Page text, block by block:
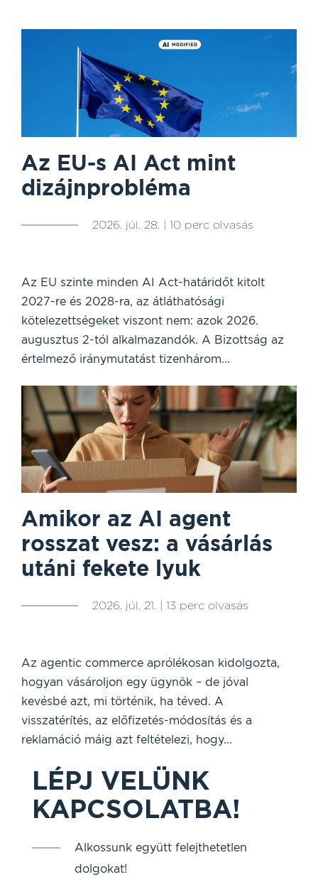
Az EU-s AI Act mint
dizájnprobléma
2026. júl. 28. | 10 perc olvasás
Az EU szinte minden AI Act-határidőt kitolt
2027-re és 2028-ra, az átláthatósági
kötelezettségeket viszont nem: azok 2026.
augusztus 2-tól alkalmazandók. A Bizottság az
értelmező iránymutatást tizenhárom...
Amikor az AI agent
rosszat vesz: a vásárlás
utáni fekete lyuk
2026. júl. 21. | 13 perc olvasás
Az agentic commerce aprólékosan kidolgozta,
hogyan vásároljon egy ügynök – de jóval
kevésbé azt, mi történik, ha téved. A
visszatérítés, az előfizetés-módosítás és a
reklamáció máig azt feltételezi, hogy...
LÉPJ VELÜNK
KAPCSOLATBA!
Alkossunk együtt felejthetetlen
dolgokat!